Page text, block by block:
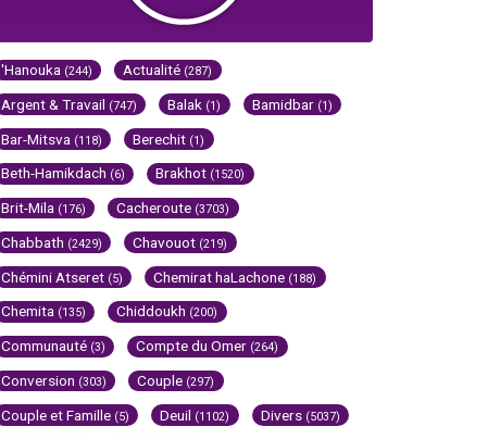
'Hanouka (244) Actualité (287)
Argent & Travail (747) Balak (1) Bamidbar (1)
Bar-Mitsva (118) Berechit (1)
Beth-Hamikdach (6) Brakhot (1520)
Brit-Mila (176) Cacheroute (3703)
Chabbath (2429) Chavouot (219)
Chémini Atseret (5) Chemirat haLachone (188)
Chemita (135) Chiddoukh (200)
Communauté (3) Compte du Omer (264)
Conversion (303) Couple (297)
Couple et Famille (5) Deuil (1102) Divers (5037)